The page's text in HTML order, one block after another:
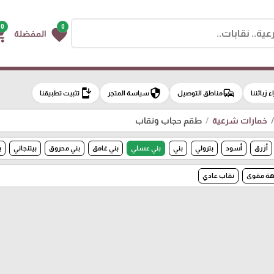
0
favorite المفضلة
0
زبائننا commuteمناطق التوصيل securityسياسة المتجر install_mobileتثبيت تطبيقنا
خمارات شرعية طقم حجاب ونقاب
أزرق أسود بترولي بني بني عسلي بني غامق بني محروق بيتنجاني
مقوى نقاب عادي